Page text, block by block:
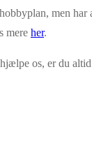
men har
mere her.
os, er du